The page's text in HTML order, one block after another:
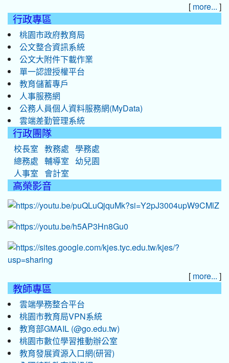
[ more... ]
行政專區
桃園市政府教育局
公文整合資訊系統
公文大附件下載作業
單一認證授權平台
教育儲蓄專戶
人事服務網
公務人員個人資料服務網(MyData)
雲端差勤管理系統
行政團隊
校長室 教務處
學務處
總務處
輔導室
幼兒園
人事室
會計室
高榮影音
[ more... ]
教師專區
雲端學務整合平台
桃園市教育局VPN系統
教育部GMAIL (@go.edu.tw)
桃園市數位學習推動辦公室
教育發展資源入口網(研習)